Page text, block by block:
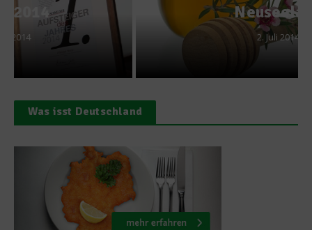
Neuseeland
2. Juli 2014
Was isst Deutschland